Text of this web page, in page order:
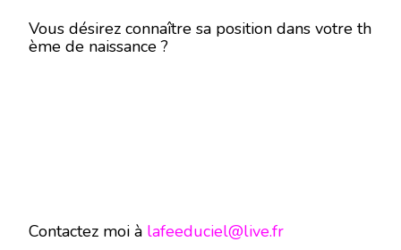
Vous désirez connaître sa position dans votre th
ème de naissance ?
Contactez moi à lafeeduciel@live.fr